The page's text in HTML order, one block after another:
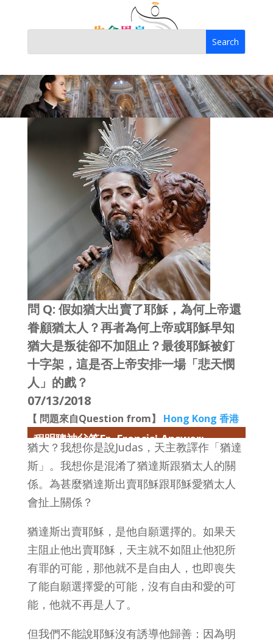
問 Q: 假如猶大出賣了耶穌，為何上帝還
眷顧猶太人？再者為何上帝或耶穌早知
猶大是叛徒卻不加阻止？最後耶穌被釘
十字架，這是否上帝安排一場「悲天憫
人」的戲？
07/13/2018
【 問題來自Question from】 Hong Kong 香港
程明聰神父答Fr. Francis' Answer:
猶大？我想你是說Judas，天主教譯作「猶達
斯」。我想你是混淆了猶達斯跟猶太人的關
係。為甚麼猶達斯出賣耶穌跟耶穌愛猶太人
會扯上關係？
猶達斯出賣耶穌，是他自願選擇的。如果天
主阻止他出賣耶穌，天主就不如阻止他犯所
有罪的可能，那他就不是自由人，也即喪失
了能自願選擇愛的可能，沒有自由和愛的可
能，他就不再是人了。
但我們不能說耶穌沒有誘導他歸善：因為明